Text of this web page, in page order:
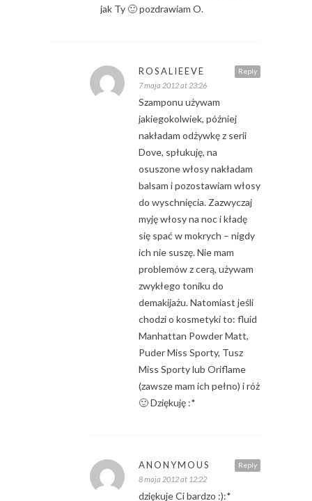
jak Ty 🙂 pozdrawiam O.
Reply
ROSALIEEVE
7 maja 2012 at 23:26
Szamponu używam
jakiegokolwiek, później
nakładam odżywkę z serii
Dove, spłukuję, na
osuszone włosy nakładam
balsam i pozostawiam włosy
do wyschnięcia. Zazwyczaj
myję włosy na noc i kładę
się spać w mokrych – nigdy
ich nie suszę. Nie mam
problemów z cerą, używam
zwykłego toniku do
demakijażu. Natomiast jeśli
chodzi o kosmetyki to: fluid
Manhattan Powder Matt,
Puder Miss Sporty, Tusz
Miss Sporty lub Oriflame
(zawsze mam ich pełno) i róż
🙂 Dziękuję :*
Reply
ANONYMOUS
8 maja 2012 at 12:22
dziękuje Ci bardzo :):*